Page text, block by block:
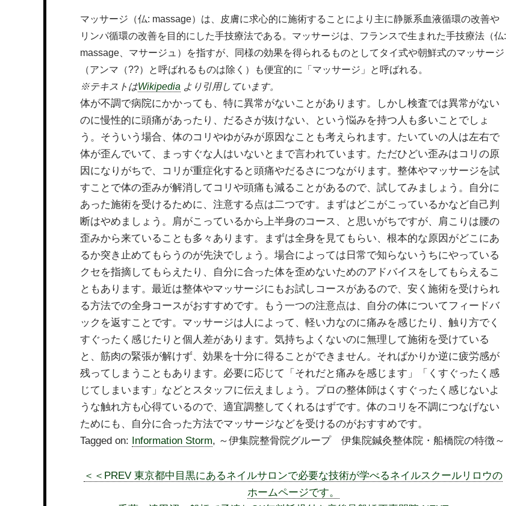
マッサージ（仏: massage）は、皮膚に求心的に施術することにより主に静脈系血液循環の改善や
リンパ循環の改善を目的にした手技療法である。マッサージは、フランスで生まれた手技療法（仏:
massage、マサージュ）を指すが、同様の効果を得られるものとしてタイ式や朝鮮式のマッサージ
（アンマ（??）と呼ばれるものは除く）も便宜的に「マッサージ」と呼ばれる。
※テキストはWikipedia より引用しています。
体が不調で病院にかかっても、特に異常がないことがあります。しかし検査では異常がない
のに慢性的に頭痛があったり、だるさが抜けない、という悩みを持つ人も多いことでしょ
う。そういう場合、体のコリやゆがみが原因なことも考えられます。たいていの人は左右で
体が歪んでいて、まっすぐな人はいないとまで言われています。ただひどい歪みはコリの原
因になりがちで、コリが重症化すると頭痛やだるさにつながります。整体やマッサージを試
すことで体の歪みが解消してコリや頭痛も減ることがあるので、試してみましょう。自分に
あった施術を受けるために、注意する点は二つです。まずはどこがこっているかなど自己判
断はやめましょう。肩がこっているから上半身のコース、と思いがちですが、肩こりは腰の
歪みから来ていることも多々あります。まずは全身を見てもらい、根本的な原因がどこにあ
るか突き止めてもらうのが先決でしょう。場合によっては日常で知らないうちにやっている
クセを指摘してもらえたり、自分に合った体を歪めないためのアドバイスをしてもらえるこ
ともあります。最近は整体やマッサージにもお試しコースがあるので、安く施術を受けられ
る方法での全身コースがおすすめです。もう一つの注意点は、自分の体についてフィードバ
ックを返すことです。マッサージは人によって、軽い力なのに痛みを感じたり、触り方でく
すぐったく感じたりと個人差があります。気持ちよくないのに無理して施術を受けている
と、筋肉の緊張が解けず、効果を十分に得ることができません。そればかりか逆に疲労感が
残ってしまうこともあります。必要に応じて「それだと痛みを感じます」「くすぐったく感
じてしまいます」などとスタッフに伝えましょう。プロの整体師はくすぐったく感じないよ
うな触れ方も心得ているので、適宜調整してくれるはずです。体のコリを不調につなげない
ためにも、自分に合った方法でマッサージなどを受けるのがおすすめです。
Tagged on: Information Storm, ～伊集院整骨院グループ 伊集院鍼灸整体院・船橋院の特徴～
＜＜PREV 東京都中目黒にあるネイルサロンで必要な技術が学べるネイルスクールリロウの
ホームページです。